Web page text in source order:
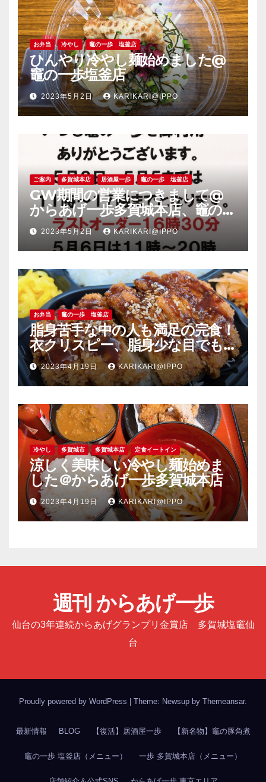
お弁当 冷やし 竈の一歩 塩釜店
ひんやり冷やし麺始めました@
竈の一歩塩釜店
2023年5月2日 KARIKARI@IPPO
ご案内 多賀城本店 居酒屋一歩 竈の一歩 塩釜店
GW期間の営業につきまして@
からあげ一歩多賀城本店、竈の一
歩塩釜店
2023年5月2日 KARIKARI@IPPO
お弁当 竈の一歩 塩釜店
脂身苦手な中の人も満足の完食！
衣クリスピー、脂身少な目でも
旨い豚肉のソーストンカツ弁当
＠竈の一歩塩釜店
2023年4月19日 KARIKARI@IPPO
冷やし 多賀城市 多賀城本店 定食イートイン
涼しく美味しい冷やし麺始めま
した＠からあげ一歩多賀城本店
2023年4月19日 KARIKARI@IPPO
週刊 からあげ一歩
仙台の3年連続からあげグランプリ金賞店 多賀城塩竈仙
台
Proudly powered by WordPress | Theme: Newsup by Themeansar.
最新情報 BLOG 【復活】居酒屋一歩 【新名物】竈の豚角煮
竈の一歩 塩釜店（メニュー） 一歩 多賀城本店（メニュー）